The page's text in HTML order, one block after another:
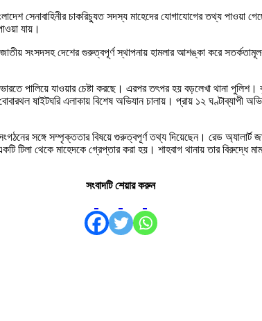
সেনাবাহিনীর চাকরিচ্যুত সদস্য মাহেদের যোগাযোগের তথ্য
যায়।
সংসদসহ দেশের গুরুত্বপূর্ণ স্থাপনায় হামলার আশঙ্কা করে
পালিয়ে যাওয়ার চেষ্টা করছে। এরপর তৎপর হয় বড়লেখা থানা
ষাইটঘরি এলাকায় বিশেষ অভিযান চালায়। প্রায় ১২ ঘণ্টাব্যাপী
সংগঠনের সঙ্গে সম্পৃক্ততার বিষয়ে গুরুত্বপূর্ণ তথ্য দিয়েছেন। রেড
টিলা থেকে মাহেদকে গ্রেপ্তার করা হয়। শাহবাগ থানায় তার
সংবাদটি শেয়ার করুন